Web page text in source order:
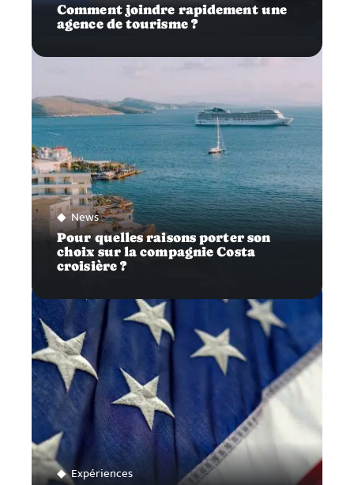
Comment joindre rapidement une
agence de tourisme ?
News
Pour quelles raisons porter son
choix sur la compagnie Costa
croisière ?
Expériences